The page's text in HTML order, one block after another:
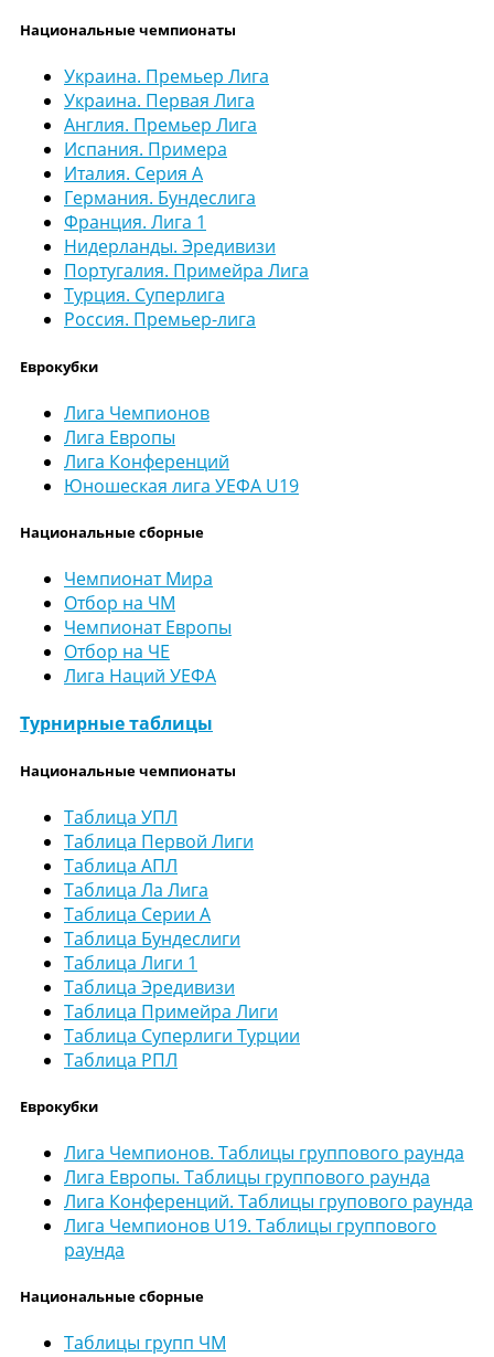
Национальные чемпионаты
Украина. Премьер Лига
Украина. Первая Лига
Англия. Премьер Лига
Испания. Примера
Италия. Серия А
Германия. Бундеслига
Франция. Лига 1
Нидерланды. Эредивизи
Португалия. Примейра Лига
Турция. Суперлига
Россия. Премьер-лига
Еврокубки
Лига Чемпионов
Лига Европы
Лига Конференций
Юношеская лига УЕФА U19
Национальные сборные
Чемпионат Мира
Отбор на ЧМ
Чемпионат Европы
Отбор на ЧЕ
Лига Наций УЕФА
Турнирные таблицы
Национальные чемпионаты
Таблица УПЛ
Таблица Первой Лиги
Таблица АПЛ
Таблица Ла Лига
Таблица Серии А
Таблица Бундеслиги
Таблица Лиги 1
Таблица Эредивизи
Таблица Примейра Лиги
Таблица Суперлиги Турции
Таблица РПЛ
Еврокубки
Лига Чемпионов. Таблицы группового раунда
Лига Европы. Таблицы группового раунда
Лига Конференций. Таблицы групового раунда
Лига Чемпионов U19. Таблицы группового
раунда
Национальные сборные
Таблицы групп ЧМ